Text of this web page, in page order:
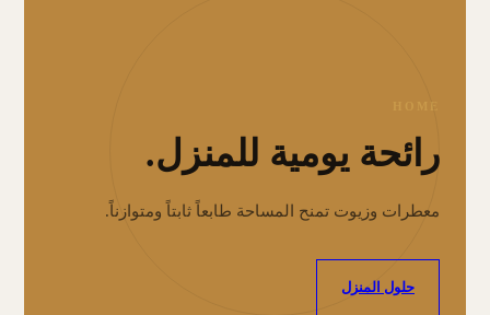
HOME
رائحة يومية للمنزل.
معطرات وزيوت تمنح المساحة طابعاً ثابتاً ومتوازناً.
حلول المنزل